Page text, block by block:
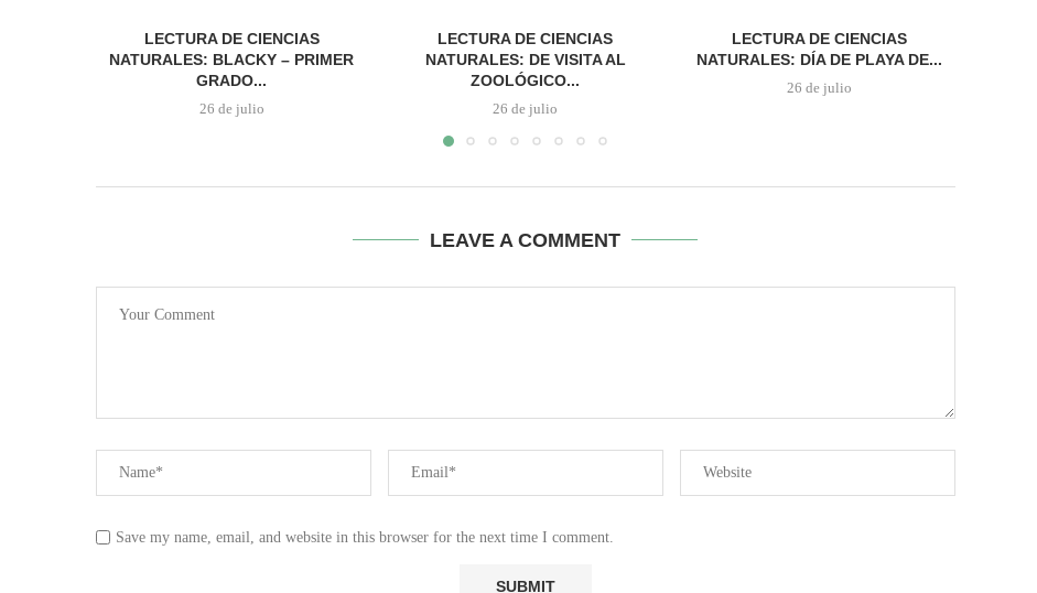
LECTURA DE CIENCIAS
NATURALES: BLACKY – PRIMER
GRADO...
26 de julio
LECTURA DE CIENCIAS
NATURALES: DE VISITA AL
ZOOLÓGICO...
26 de julio
LECTURA DE CIENCIAS
NATURALES: DÍA DE PLAYA DE...
26 de julio
LEAVE A COMMENT
Save my name, email, and website in this browser for the next time I comment.